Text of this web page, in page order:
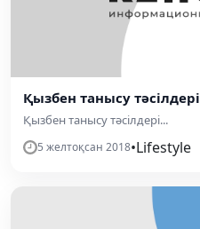
Қызбен танысу тәсілдері
Қызбен танысу тәсілдері...
5 желтоқсан 2018•Lifestyle